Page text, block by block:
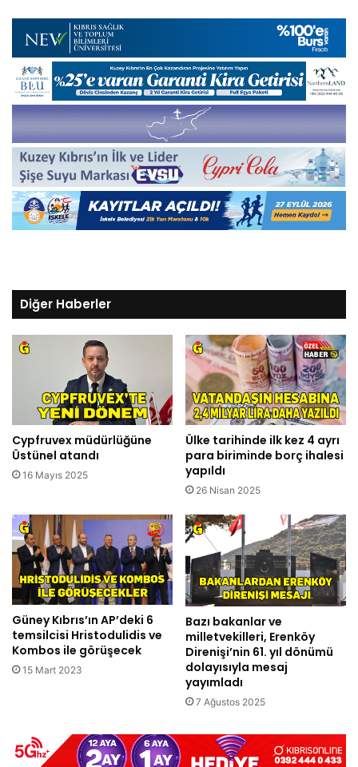
Diğer Haberler
Cypfruvex müdürlüğüne
Üstünel atandı
16 Mayıs 2025
Ülke tarihinde ilk kez 4 ayrı
para biriminde borç ihalesi
yapıldı
26 Nisan 2025
Güney Kıbrıs’ın AP’deki 6
temsilcisi Hristodulidis ve
Kombos ile görüşecek
15 Mart 2023
Bazı bakanlar ve
milletvekilleri, Erenköy
Direnişi’nin 61. yıl dönümü
dolayısıyla mesaj
yayımladı
7 Ağustos 2025